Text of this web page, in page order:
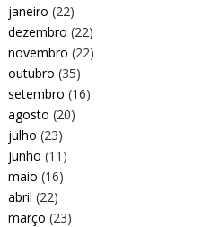
janeiro (22)
dezembro (22)
novembro (22)
outubro (35)
setembro (16)
agosto (20)
julho (23)
junho (11)
maio (16)
abril (22)
março (23)